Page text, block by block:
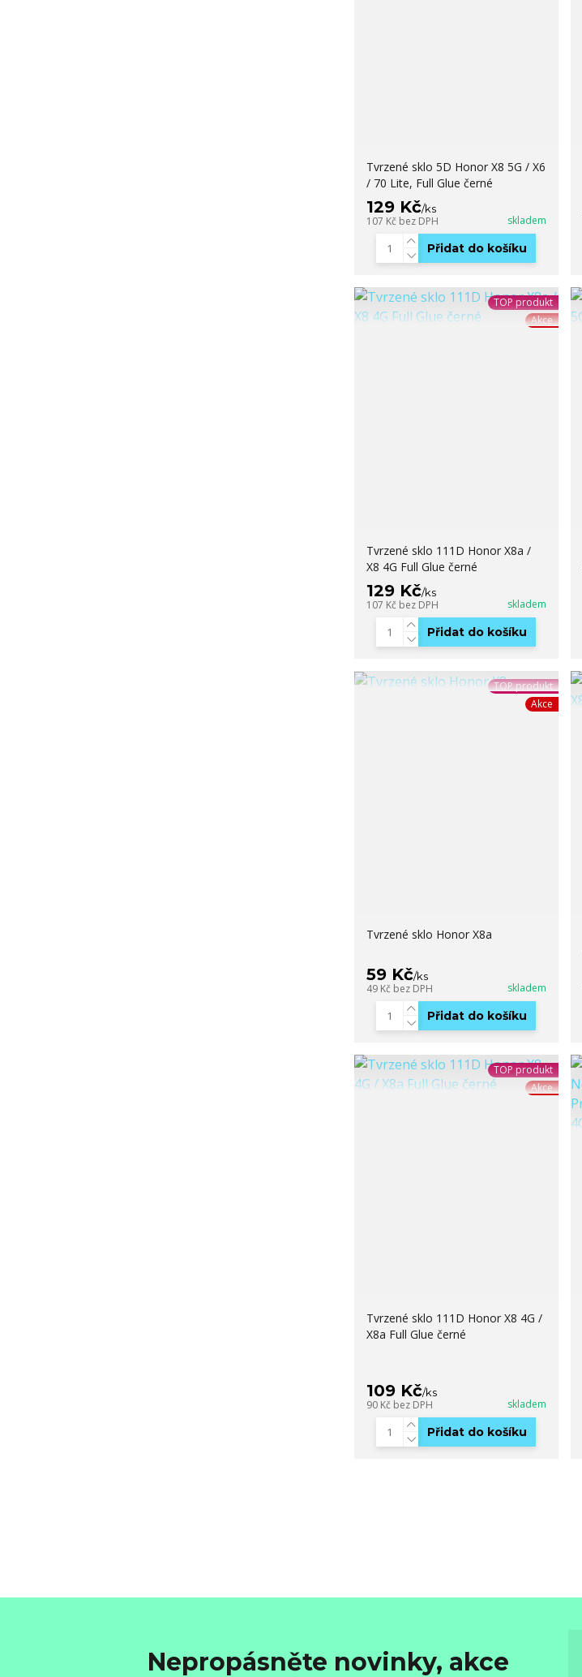
Tvrzené sklo 5D Honor X8 5G / X6
/ 70 Lite, Full Glue černé
129 Kč/ks
107 Kč bez DPH skladem
Přidat do košíku
TOP produkt
Akce
Tvrzené sklo 111D Honor X8a /
X8 4G Full Glue černé
129 Kč/ks
107 Kč bez DPH skladem
Přidat do košíku
TOP produkt
Akce
Tvrzené sklo Honor X8a
59 Kč/ks
49 Kč bez DPH skladem
Přidat do košíku
TOP produkt
Akce
Tvrzené sklo 111D Honor X8 4G /
X8a Full Glue černé
109 Kč/ks
90 Kč bez DPH skladem
Přidat do košíku
Nepropásněte novinky, akce